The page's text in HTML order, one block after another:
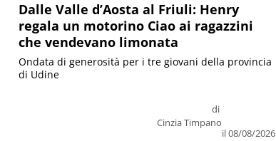
Dalle Valle d’Aosta al Friuli: Henry
regala un motorino Ciao ai ragazzini
che vendevano limonata
di
Cinzia Timpano
il 08/08/2026
Ondata di generosità per i tre giovani della provincia
di Udine